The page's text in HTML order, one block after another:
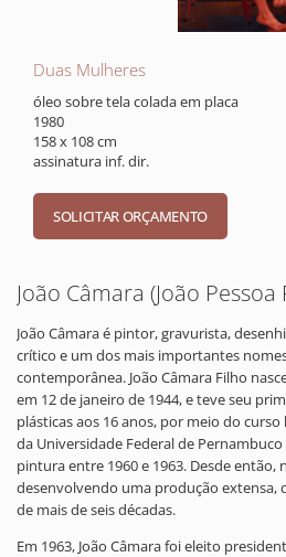
Duas Mulheres
óleo sobre tela colada em placa
1980
158 x 108 cm
assinatura inf. dir.
João Câmara (João Pessoa
João Câmara é pintor, gravurista,
crítico e um dos mais importantes
contemporânea. João Câmara Filho
em 12 de janeiro de 1944, e teve seu
plásticas aos 16 anos, por meio do curso
da Universidade Federal de
pintura entre 1960 e 1963. Desde então,
desenvolvendo uma produção extensa,
de mais de seis décadas.
Em 1963, João Câmara foi eleito